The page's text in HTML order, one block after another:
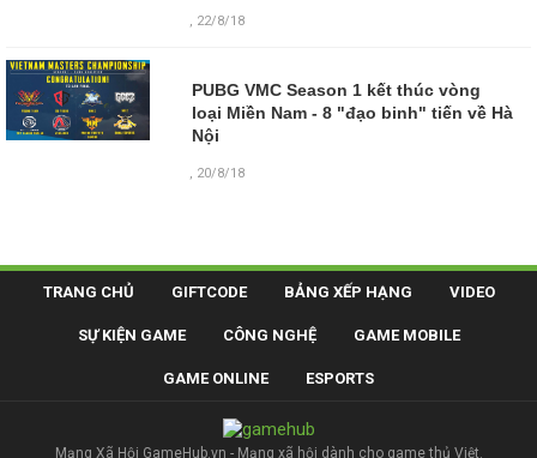
, 22/8/18
PUBG VMC Season 1 kết thúc vòng
loại Miền Nam - 8 "đạo binh" tiến về Hà
Nội
, 20/8/18
TRANG CHỦ GIFTCODE BẢNG XẾP HẠNG VIDEO
SỰ KIỆN GAME CÔNG NGHỆ GAME MOBILE
GAME ONLINE ESPORTS
Mạng Xã Hội GameHub.vn - Mạng xã hội dành cho game thủ Việt.